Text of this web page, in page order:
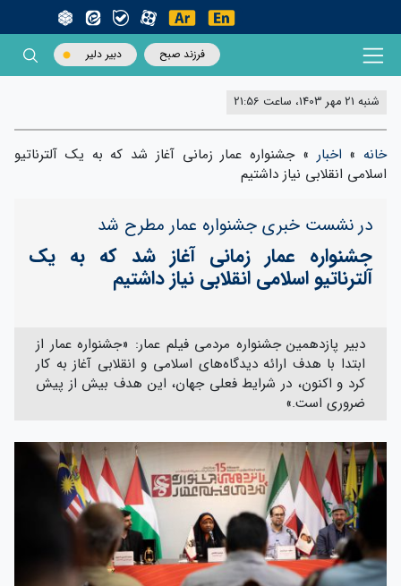
فرزند صبح دبیر دلیر
شنبه 21 مهر 1403، ساعت 21:56
خانه » اخبار »جشنواره عمار زمانی آغاز شد که به یک آلترناتیو
اسلامی انقلابی نیاز داشتیم
در نشست خبری جشنواره عمار مطرح شد
جشنواره عمار زمانی آغاز شد که به یک
آلترناتیو اسلامی انقلابی نیاز داشتیم
دبیر پازدهمین جشنواره مردمی فیلم عمار: «جشنواره عمار از
ابتدا با هدف ارائه دیدگاه‌های اسلامی و انقلابی آغاز به کار
کرد و اکنون، در شرایط فعلی جهان، این هدف بیش از پیش
ضروری است.»